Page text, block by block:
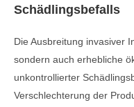
Schädlingsbefalls
Die Ausbreitung invasiver
sondern auch erhebliche
unkontrollierter
Verschlechterung der